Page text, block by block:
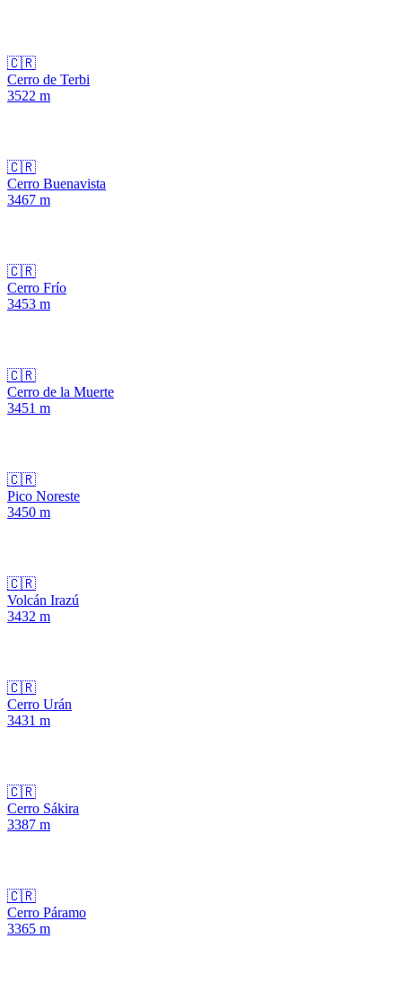
🇨🇷
Cerro de Terbi
3522 m
🇨🇷
Cerro Buenavista
3467 m
🇨🇷
Cerro Frío
3453 m
🇨🇷
Cerro de la Muerte
3451 m
🇨🇷
Pico Noreste
3450 m
🇨🇷
Volcán Irazú
3432 m
🇨🇷
Cerro Urán
3431 m
🇨🇷
Cerro Sákira
3387 m
🇨🇷
Cerro Páramo
3365 m